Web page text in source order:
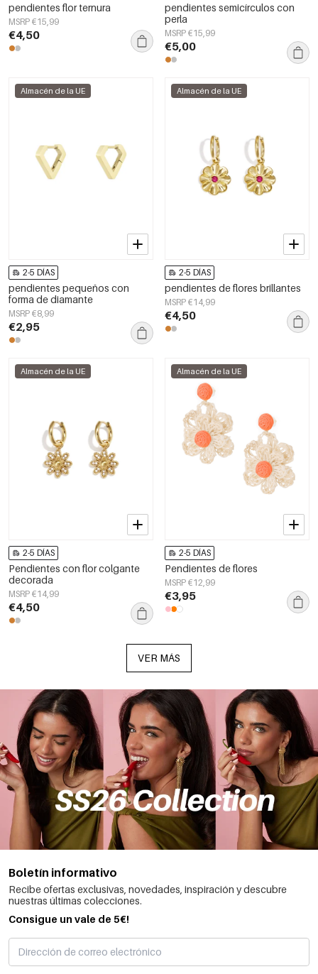
pendientes flor ternura
MSRP €15,99
€4,50
pendientes semicírculos con
perla
MSRP €15,99
€5,00
Almacén de la UE
2-5 DÍAS
pendientes pequeños con
forma de diamante
MSRP €8,99
€2,95
Almacén de la UE
2-5 DÍAS
pendientes de flores brillantes
MSRP €14,99
€4,50
Almacén de la UE
2-5 DÍAS
Pendientes con flor colgante
decorada
MSRP €14,99
€4,50
Almacén de la UE
2-5 DÍAS
Pendientes de flores
MSRP €12,99
€3,95
VER MÁS
Boletín informativo
Recibe ofertas exclusivas, novedades, inspiración y descubre
nuestras últimas colecciones.
Consigue un vale de 5€!